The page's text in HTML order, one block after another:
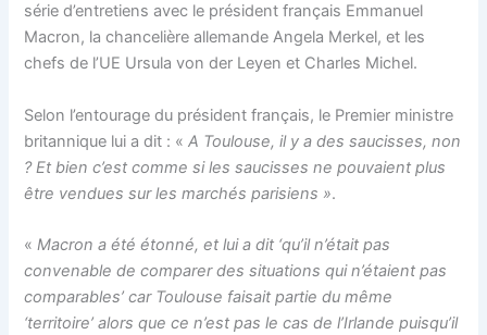
série d’entretiens avec le président français Emmanuel
Macron, la chancelière allemande Angela Merkel, et les
chefs de l’UE Ursula von der Leyen et Charles Michel.
Selon l’entourage du président français, le Premier ministre
britannique lui a dit : «A Toulouse, il y a des saucisses, non
? Et bien c’est comme si les saucisses ne pouvaient plus
être vendues sur les marchés parisiens ».
«Macron a été étonné, et lui a dit ‘qu’il n’était pas
convenable de comparer des situations qui n’étaient pas
comparables’ car Toulouse faisait partie du même
‘territoire’ alors que ce n’est pas le cas de l’Irlande puisqu’il